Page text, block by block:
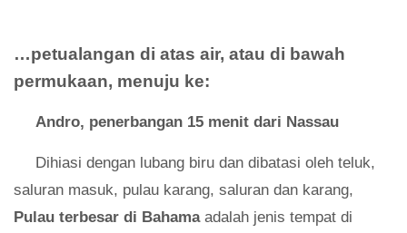
…petualangan di atas air, atau di bawah
permukaan, menuju ke:
Andro, penerbangan 15 menit dari Nassau
Dihiasi dengan lubang biru dan dibatasi oleh teluk,
saluran masuk, pulau karang, saluran dan karang,
Pulau terbesar di Bahama adalah jenis tempat di